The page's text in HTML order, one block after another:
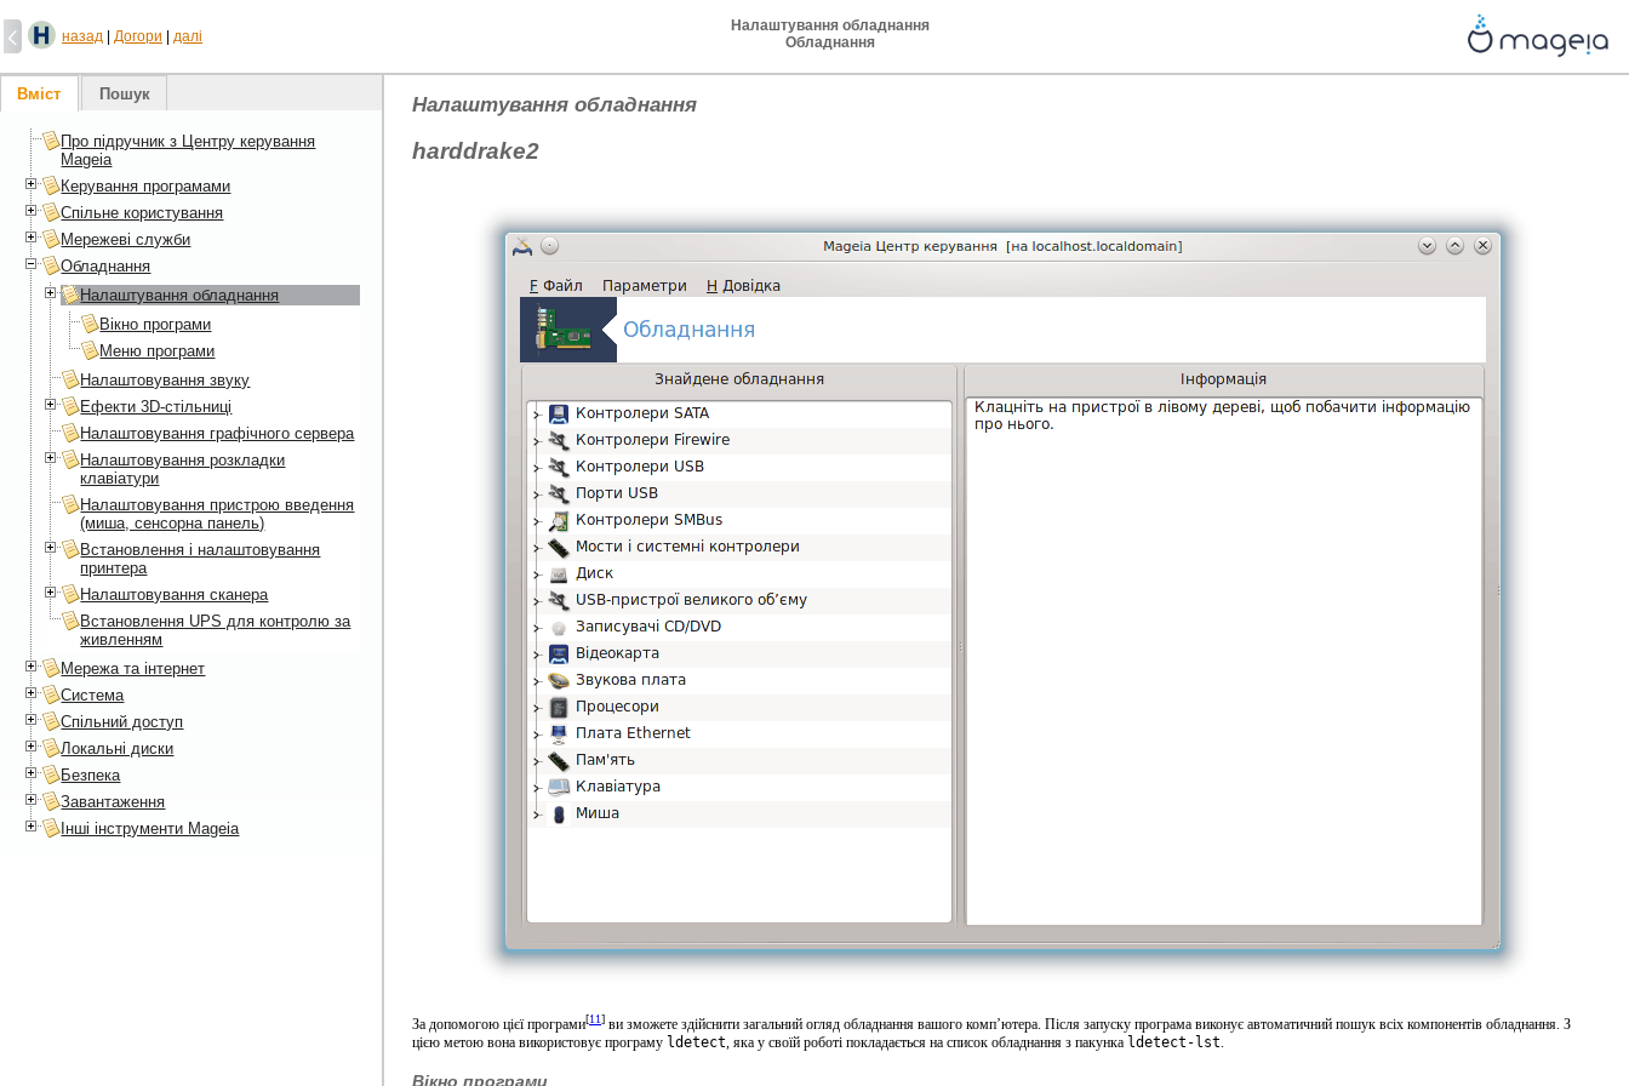
назад Догори далі
Налаштування обладнання
Обладнання
Налаштування обладнання
harddrake2
За допомогою цієї програми[11] ви зможете здійснити загальний огляд обладнання вашого комп’ютера. Після запуску програма виконує автоматичний пошук всіх компонентів обладнання. З
цією метою вона використовує програму ldetect , яка у своїй роботі покладається на список обладнання з пакунка ldetect-lst
Вікно програми
Вміст Пошук
Про підручник з Центру керування
Mageia
Керування програмами
Спільне користування
Мережеві служби
Обладнання
Налаштування обладнання
Вікно програми
Меню програми
Налаштовування звуку
Ефекти 3D-стільниці
Налаштовування графічного сервера
Налаштовування розкладки
клавіатури
Налаштовування пристрою введення
(миша, сенсорна панель)
Встановлення і налаштовування
принтера
Налаштовування сканера
Встановлення UPS для контролю за
живленням
Мережа та інтернет
Система
Спільний доступ
Локальні диски
Безпека
Завантаження
Інші інструменти Mageia